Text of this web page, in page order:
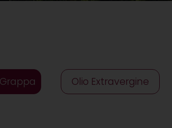
Olio Extravergine